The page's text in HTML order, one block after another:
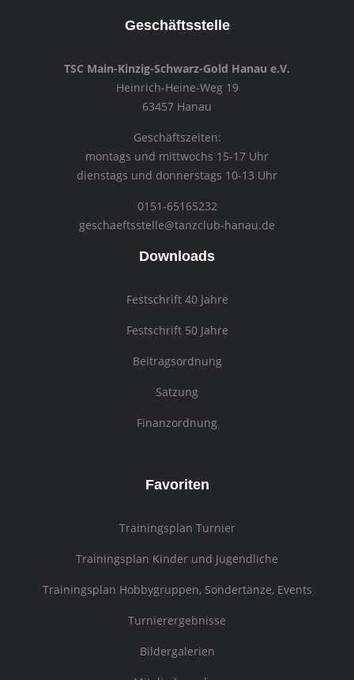
Geschäftsstelle
TSC Main-Kinzig-Schwarz-Gold Hanau e.V.
Heinrich-Heine-Weg 19
63457 Hanau
Geschäftszeiten:
montags und mittwochs 15-17 Uhr
dienstags und donnerstags 10-13 Uhr
0151-65165232
geschaeftsstelle@tanzclub-hanau.de
Downloads
Festschrift 40 Jahre
Festschrift 50 Jahre
Beitragsordnung
Satzung
Finanzordnung
Favoriten
Trainingsplan Turnier
Trainingsplan Kinder und Jugendliche
Trainingsplan Hobbygruppen, Sondertänze, Events
Turnierergebnisse
Bildergalerien